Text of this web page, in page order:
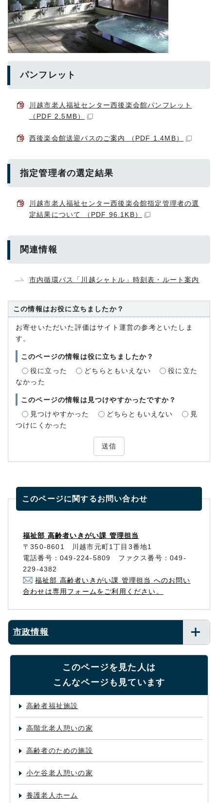
パンフレット
川越市老人福祉センター西後楽会館パンフレット
（PDF 2.5MB）
西後楽会館送迎バスのご案内 （PDF 1.4MB）
指定管理者の選定結果
川越市老人福祉センター西後楽会館指定管理者の選
定結果について （PDF 96.1KB）
関連情報
市内循環バス「川越シャトル」時刻表・ルート案内
この情報はお役に立ちましたか？
お寄せいただいた評価はサイト運営の参考といたしま
す。
このページの情報は役に立ちましたか？
役に立った
どちらともいえない
役に立た
なかった
このページの情報は見つけやすかったですか？
見つけやすかった
どちらともいえない
見
つけにくかった
送信
このページに関するお問い合わせ
福祉部 高齢者いきがい課 管理担当
〒350-8601 川越市元町1丁目3番地1
電話番号：049-224-5809 ファクス番号：049-
229-4382
福祉部 高齢者いきがい課 管理担当 へのお問い
合わせは専用フォームをご利用ください。
市政情報
このページを見た人は
こんなページも見ています
高齢者福祉施設
高階北老人憩いの家
高齢者のための施設
小ケ谷老人憩いの家
養護老人ホーム